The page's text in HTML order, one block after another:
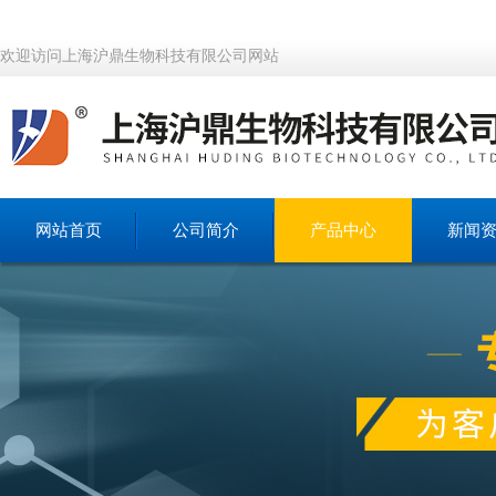
欢迎访问上海沪鼎生物科技有限公司网站
网站首页 公司简介 产品中心 新闻